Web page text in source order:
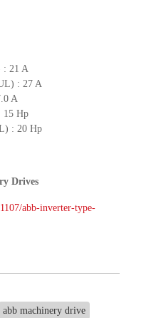
: 21 A
: 27 A
A
15 Hp
: 20 Hp
Drives
abb-inverter-type-
abb machinery drive